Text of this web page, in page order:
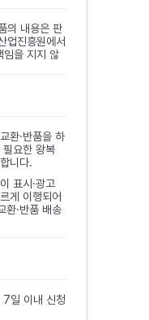
의 내용은 판
업진흥원에서
임을 지지 않
환·반품을 하
요한 왕복
니다.
표시·광고
게 이행되어
환·반품 배송
7일 이내 신청